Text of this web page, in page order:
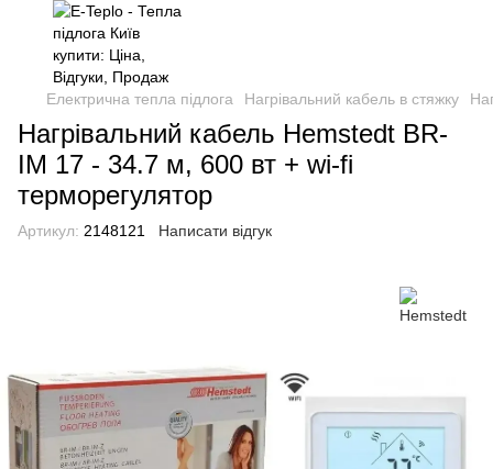
Електрична тепла підлога Нагрівальний кабель в стяжку
Нагрівальний кабель Hemstedt BR-
IM 17 - 34.7 м, 600 вт + wi-fi
терморегулятор
Артикул: 2148121 Написати відгук